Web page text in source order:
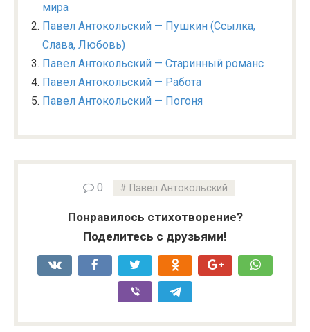
мира
Павел Антокольский — Пушкин (Ссылка,
Слава, Любовь)
Павел Антокольский — Старинный романс
Павел Антокольский — Работа
Павел Антокольский — Погоня
0 Павел Антокольский
Понравилось стихотворение?
Поделитесь с друзьями!